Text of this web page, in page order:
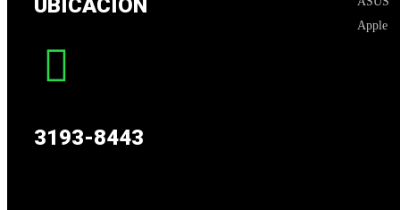
3193-8443
Apple